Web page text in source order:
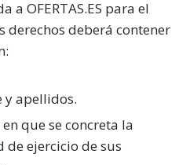
a OFERTAS.ES para el
derechos deberá contener
y apellidos.
que se concreta la
de ejercicio de sus